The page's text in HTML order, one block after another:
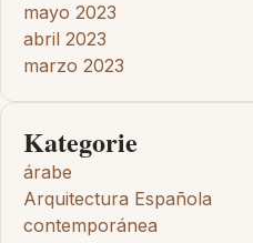
mayo 2023
abril 2023
marzo 2023
Kategorie
árabe
Arquitectura Española
contemporánea